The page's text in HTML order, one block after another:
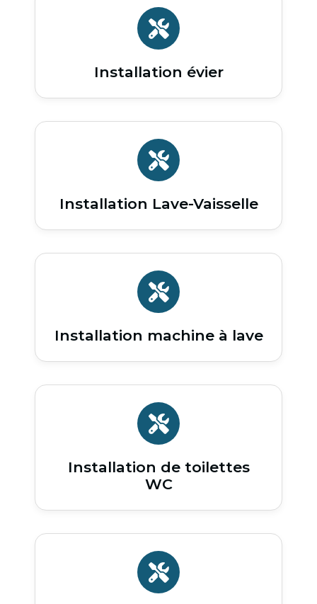
Installation évier
Installation Lave-Vaisselle
Installation machine à lave
Installation de toilettes
WC